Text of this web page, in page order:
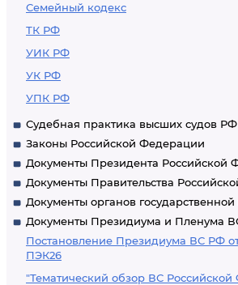
Семейный кодекс
ТК РФ
УИК РФ
УК РФ
УПК РФ
Судебная практика высших судов РФ
Законы Российской Федерации
Документы Президента Российской
Документы Правительства
Документы органов
Документы Президиума и Пленума
Постановление Президиума ВС РФ от
ПЭК26
"Тематический обзор ВС